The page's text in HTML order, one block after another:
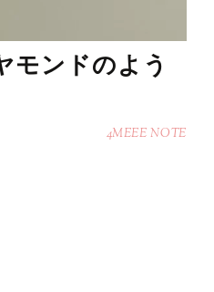
モンドのよう
4MEEE NOTE